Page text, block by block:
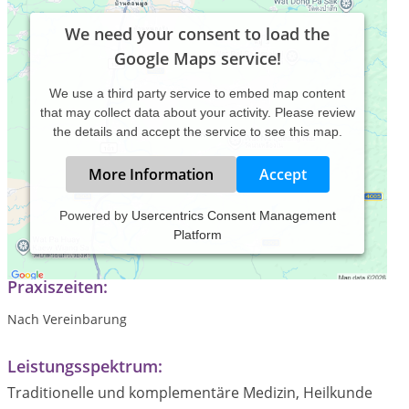
We need your consent to load the
Google Maps service!
We use a third party service to embed map content
that may collect data about your activity. Please review
the details and accept the service to see this map.
More Information Accept
Powered by Usercentrics Consent Management
Platform
Fachpraxis für Osteopathie und Naturheilkunde
Praxiszeiten:
Nach Vereinbarung
Leistungsspektrum:
Traditionelle und komplementäre Medizin, Heilkunde